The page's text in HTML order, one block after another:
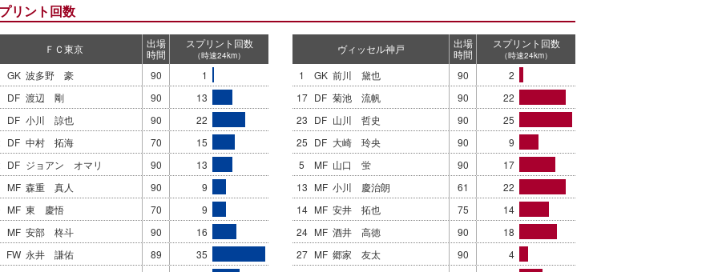
リント回数
ＦＣ東京
出場
時間
スプリント回数
（時速24km）
GK 波多野 豪 90
1
DF 渡辺 剛 90
13
DF 小川 諒也 90
22
DF 中村 拓海 70
15
DF ジョアン オマリ 90
13
MF 森重 真人 90
9
MF 東 慶悟 70
9
MF 安部 柊斗 90
16
FW 永井 謙佑 89
35
ヴィッセル神戸
出場
時間
スプリント回数
（時速24km）
1 GK 前川 黛也 90
2
17 DF 菊池 流帆 90
22
23 DF 山川 哲史 90
25
25 DF 大崎 玲央 90
9
5
MF 山口 蛍 90
17
13 MF 小川 慶治朗 61
22
14 MF 安井 拓也 75
14
24 MF 酒井 高徳 90
18
27 MF 郷家 友太 90
4